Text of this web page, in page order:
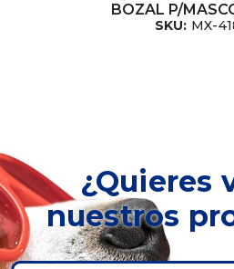
BOZAL P/
SKU: MX-
¿Quieres
nuestros